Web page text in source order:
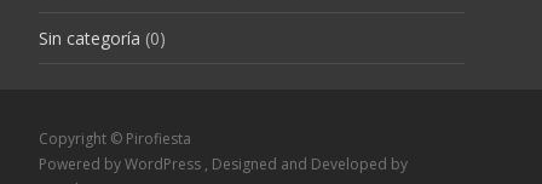
Sin categoría (0)
Copyright © Pirofiesta
Powered by WordPress , Designed and Developed by